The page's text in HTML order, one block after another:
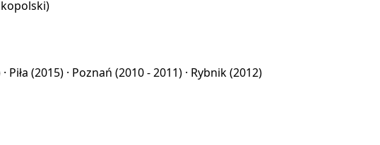
Piła (2015) · Poznań (2010 - 2011) · Rybnik(2012)